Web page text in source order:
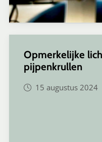
Opmerkelijke
pijpenkrullen
15 augustus 2024